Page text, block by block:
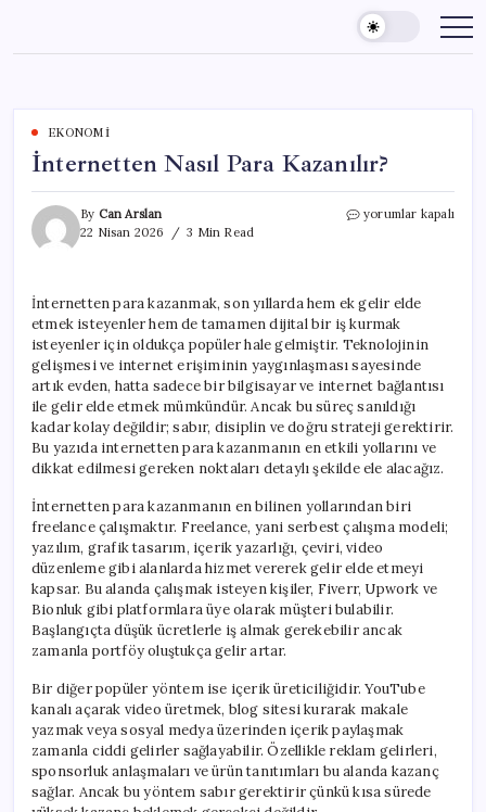
content
EKONOMI
İnternetten Nasıl Para Kazanılır?
By Can Arslan
22 Nisan 2026
3 Min Read
İnternetten
yorumlar kapalı
İnternetten para kazanmak, son yıllarda hem ek gelir elde
etmek isteyenler hem de tamamen dijital bir iş kurmak
isteyenler için oldukça popüler hale gelmiştir. Teknolojinin
gelişmesi ve internet erişiminin yaygınlaşması sayesinde
artık evden, hatta sadece bir bilgisayar ve internet bağlantısı
ile gelir elde etmek mümkündür. Ancak bu süreç sanıldığı
kadar kolay değildir; sabır, disiplin ve doğru strateji gerektirir.
Bu yazıda internetten para kazanmanın en etkili yollarını ve
dikkat edilmesi gereken noktaları detaylı şekilde ele alacağız.
İnternetten para kazanmanın en bilinen yollarından biri
freelance çalışmaktır. Freelance, yani serbest çalışma modeli;
yazılım, grafik tasarım, içerik yazarlığı, çeviri, video
düzenleme gibi alanlarda hizmet vererek gelir elde etmeyi
kapsar. Bu alanda çalışmak isteyen kişiler, Fiverr, Upwork ve
Bionluk gibi platformlara üye olarak müşteri bulabilir.
Başlangıçta düşük ücretlerle iş almak gerekebilir ancak
zamanla portföy oluştukça gelir artar.
Bir diğer popüler yöntem ise içerik üreticiliğidir. YouTube
kanalı açarak video üretmek, blog sitesi kurarak makale
yazmak veya sosyal medya üzerinden içerik paylaşmak
zamanla ciddi gelirler sağlayabilir. Özellikle reklam gelirleri,
sponsorluk anlaşmaları ve ürün tanıtımları bu alanda kazanç
sağlar. Ancak bu yöntem sabır gerektirir çünkü kısa sürede